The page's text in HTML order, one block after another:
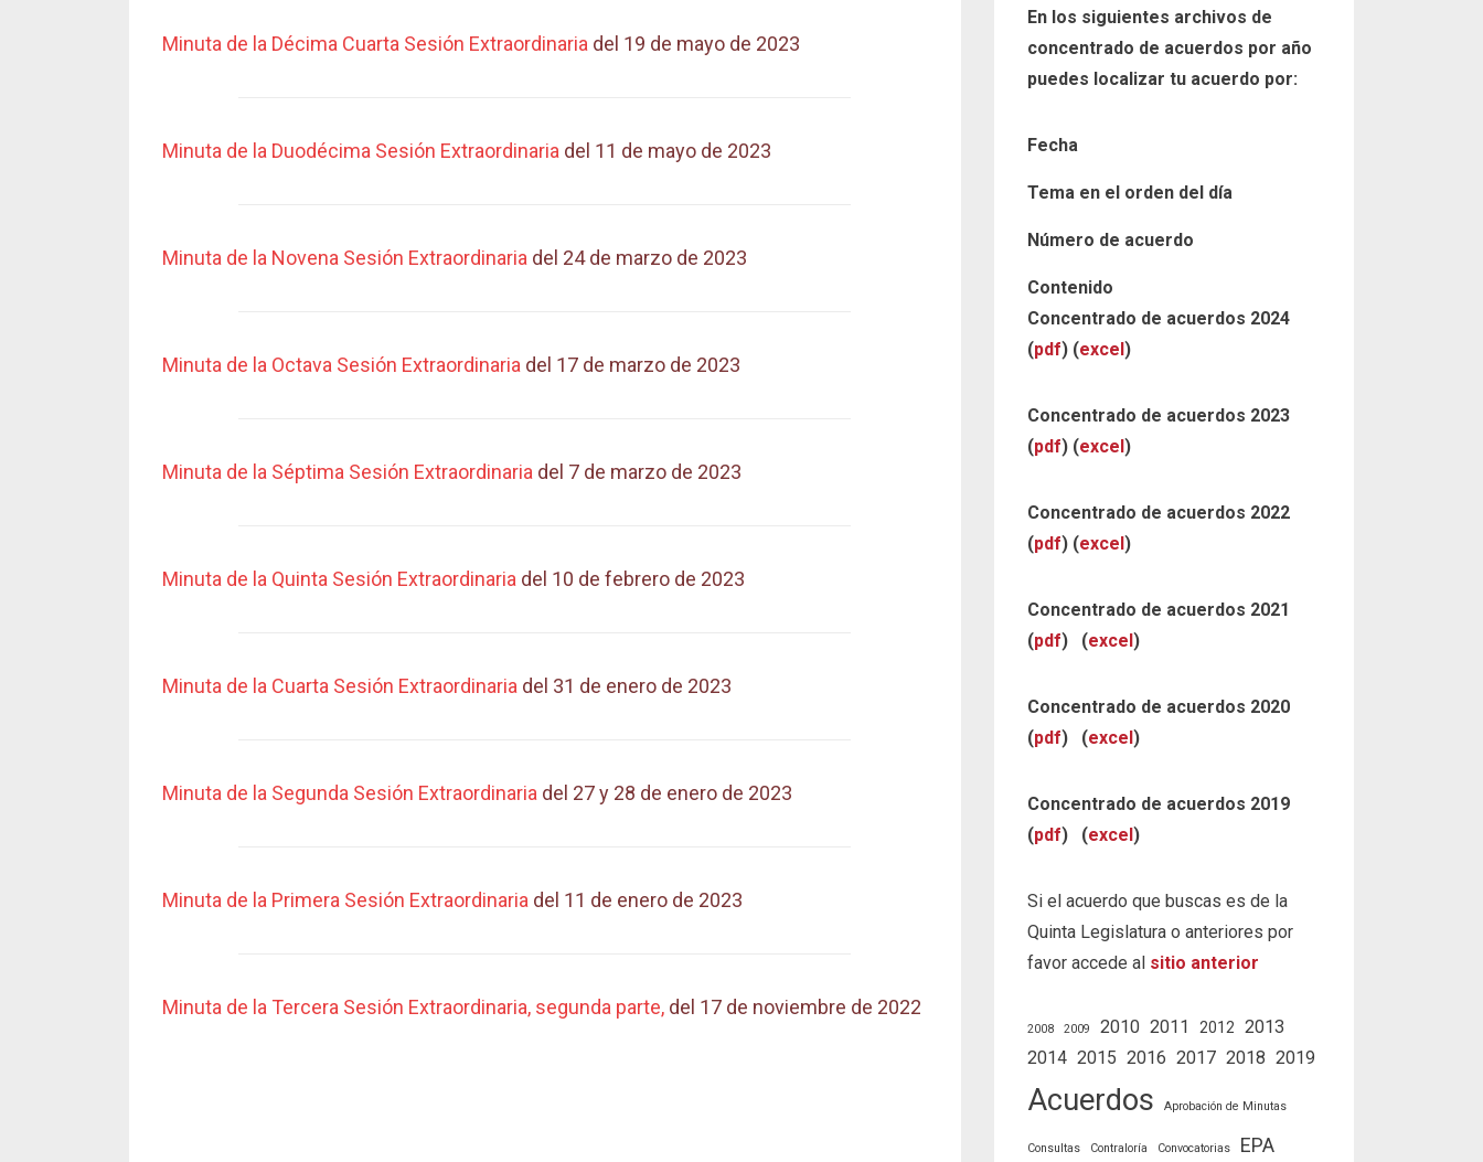
Minuta de la Décima Cuarta Sesión Extraordinaria del 19 de mayo de 2023
Minuta de la Duodécima Sesión Extraordinaria del 11 de mayo de 2023
Minuta de la Novena Sesión Extraordinaria del 24 de marzo de 2023
Minuta de la Octava Sesión Extraordinaria del 17 de marzo de 2023
Minuta de la Séptima Sesión Extraordinaria del 7 de marzo de 2023
Minuta de la Quinta Sesión Extraordinaria del 10 de febrero de 2023
Minuta de la Cuarta Sesión Extraordinaria del 31 de enero de 2023
Minuta de la Segunda Sesión Extraordinaria del 27 y 28 de enero de 2023
Minuta de la Primera Sesión Extraordinaria del 11 de enero de 2023
Minuta de la Tercera Sesión Extraordinaria, segunda parte, del 17 de noviembre de 2022
En los siguientes archivos de
concentrado de acuerdos por año
puedes localizar tu acuerdo por:
Fecha
Tema en el orden del día
Número de acuerdo
Contenido
Concentrado de acuerdos 2024
(pdf) (excel)
Concentrado de acuerdos 2023
(pdf) (excel)
Concentrado de acuerdos 2022
(pdf) (excel)
Concentrado de acuerdos 2021
(pdf) (excel)
Concentrado de acuerdos 2020
(pdf) (excel)
Concentrado de acuerdos 2019
(pdf) (excel)
Si el acuerdo que buscas es de la
Quinta Legislatura o anteriores por
favor accede al sitio anterior
2008 2009 2010 2011 2012
2013
2014 2015 2016 2017 2018 2019
Acuerdos Aprobación de Minutas
Consultas Contraloría Convocatorias EPA